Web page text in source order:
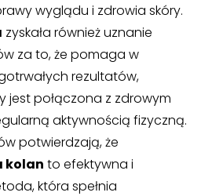
wyglądu i zdrowia skóry.
zyskała również uznanie
za to, że pomaga w
rezultatów,
jest połączona z zdrowym
aktywnością fizyczną.
potwierdzają, że
kolan to efektywna i
która spełnia